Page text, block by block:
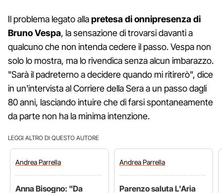
Il problema legato allapretesa di onnipresenza di
Bruno Vespa, la sensazione di trovarsi davanti a
qualcuno che non intenda cedere il passo. Vespa non
solo lo mostra, ma lo rivendica senza alcun imbarazzo.
"Sarà il padreterno a decidere quando mi ritirerò", dice
in un'intervista al Corriere della Sera a un passo dagli
80 anni, lasciando intuire che di farsi spontaneamente
da parte non ha la minima intenzione.
LEGGI ALTRO DI QUESTO AUTORE
AndreaParrella
Anna Bisogno: "Da
AndreaParrella
Parenzo saluta L'Aria